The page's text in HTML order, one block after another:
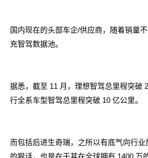
国内现在的头部车企/供应商，随着销量
充智驾数据池。
据悉，截至 11 月，理想智驾总里程突破
行全系车型智驾总里程突破 10 亿公里。
而包括后进生奇瑞，之所以有底气向行业